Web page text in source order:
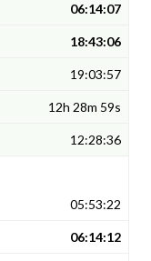
06:14:07
18:43:06
19:03:57
12h 28m 59s
12:28:36
05:53:22
06:14:12